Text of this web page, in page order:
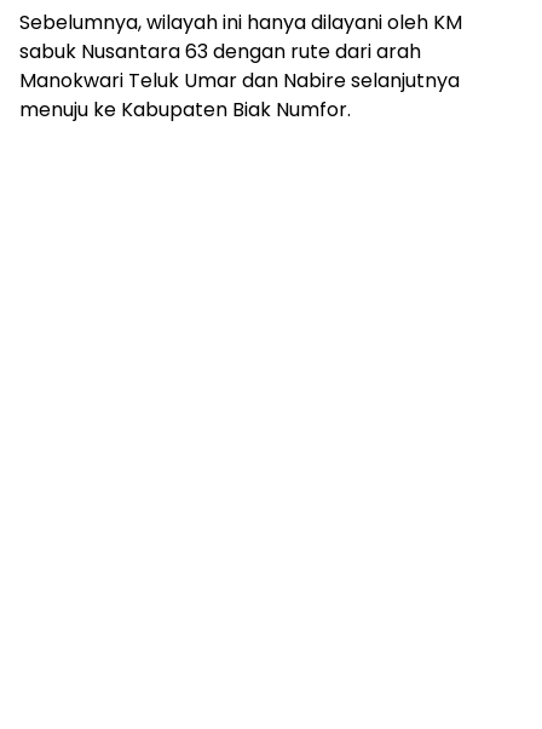
Sebelumnya, wilayah ini hanya dilayani oleh KM
sabuk Nusantara 63 dengan rute dari arah
Manokwari Teluk Umar dan Nabire selanjutnya
menuju ke Kabupaten Biak Numfor.